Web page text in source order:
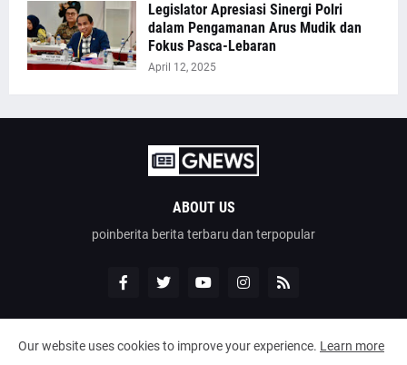
Legislator Apresiasi Sinergi Polri
dalam Pengamanan Arus Mudik dan
Fokus Pasca-Lebaran
April 12, 2025
ABOUT US
poinberita berita terbaru dan terpopular
Design by - poinberita
Our website uses cookies to improve your experience. Learn more